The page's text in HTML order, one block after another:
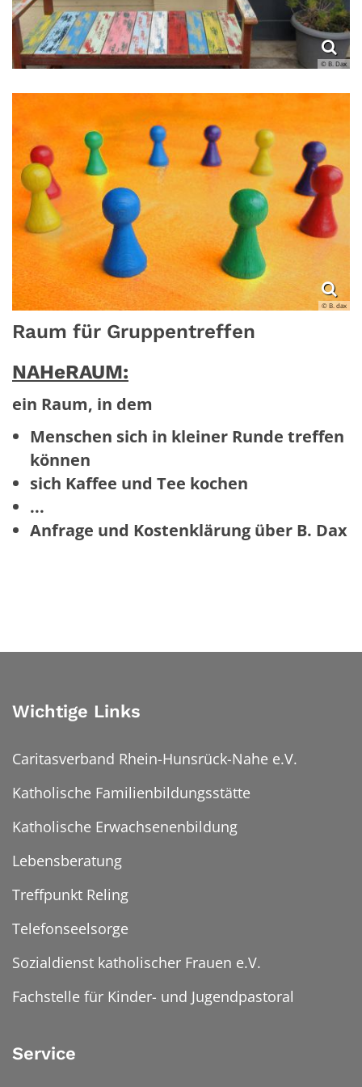
© B. Dax
© B. dax
Raum für Gruppentreffen
NAHeRAUM:
ein Raum, in dem
Menschen sich in kleiner Runde treffen
können
sich Kaffee und Tee kochen
...
Anfrage und Kostenklärung über B. Dax
Wichtige Links
Caritasverband Rhein-Hunsrück-Nahe e.V.
Katholische Familienbildungsstätte
Katholische Erwachsenenbildung
Lebensberatung
Treffpunkt Reling
Telefonseelsorge
Sozialdienst katholischer Frauen e.V.
Fachstelle für Kinder- und Jugendpastoral
Service